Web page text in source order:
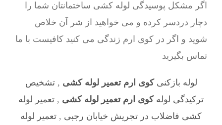
اگر مشکل پوسیدگی لوله کشی ساختمانتان شما را
دچار دردسر کرده و می خواهید از شر آن خلاص
شوید و اگر در کوی ارم زندگی می کنید کافیست با ما
تماس بگیرید
لوله بازکنیکوی ارم تعمیر لوله کشی ,تشخیص
ترکیدگی لولهکوی ارم تعمیر لوله کشی , تعمیر لوله
کشی فاضلاب در تجریش خیابان رجبی , تعمیر لوله